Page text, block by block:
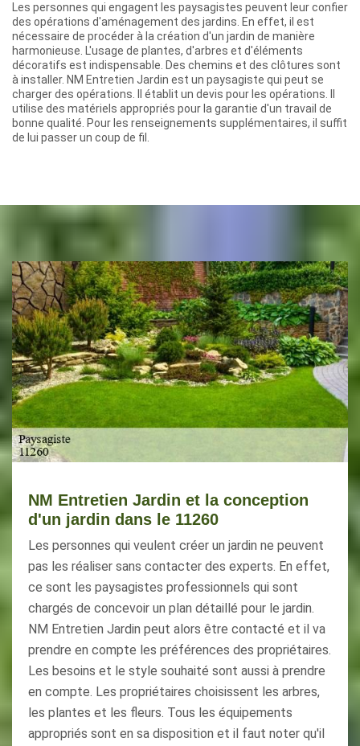
Les personnes qui engagent les paysagistes peuvent leur confier
des opérations d'aménagement des jardins. En effet, il est
nécessaire de procéder à la création d'un jardin de manière
harmonieuse. L'usage de plantes, d'arbres et d'éléments
décoratifs est indispensable. Des chemins et des clôtures sont
à installer. NM Entretien Jardin est un paysagiste qui peut se
charger des opérations. Il établit un devis pour les opérations. Il
utilise des matériels appropriés pour la garantie d'un travail de
bonne qualité. Pour les renseignements supplémentaires, il suffit
de lui passer un coup de fil.
NM Entretien Jardin et la conception
d'un jardin dans le 11260
Les personnes qui veulent créer un jardin ne peuvent
pas les réaliser sans contacter des experts. En effet,
ce sont les paysagistes professionnels qui sont
chargés de concevoir un plan détaillé pour le jardin.
NM Entretien Jardin peut alors être contacté et il va
prendre en compte les préférences des propriétaires.
Les besoins et le style souhaité sont aussi à prendre
en compte. Les propriétaires choisissent les arbres,
les plantes et les fleurs. Tous les équipements
appropriés sont en sa disposition et il faut noter qu'il